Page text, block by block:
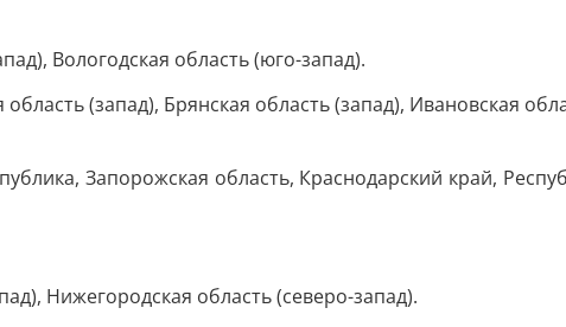
Вологодская область (юго-запад).
(запад), Брянская область (запад), Ивановская
Запорожская область, Краснодарский край,
Нижегородская область (северо-запад).